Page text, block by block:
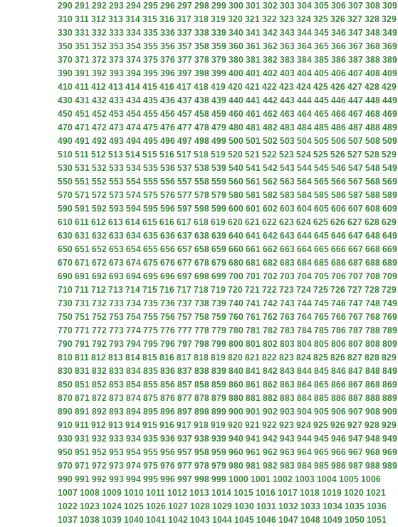
290 291 292 293 294 295 296 297 298 299 300 301 302 303 304 305 306 307 308 309
310 311 312 313 314 315 316 317 318 319 320 321 322 323 324 325 326 327 328 329
330 331 332 333 334 335 336 337 338 339 340 341 342 343 344 345 346 347 348 349
350 351 352 353 354 355 356 357 358 359 360 361 362 363 364 365 366 367 368 369
370 371 372 373 374 375 376 377 378 379 380 381 382 383 384 385 386 387 388 389
390 391 392 393 394 395 396 397 398 399 400 401 402 403 404 405 406 407 408 409
410 411 412 413 414 415 416 417 418 419 420 421 422 423 424 425 426 427 428 429
430 431 432 433 434 435 436 437 438 439 440 441 442 443 444 445 446 447 448 449
450 451 452 453 454 455 456 457 458 459 460 461 462 463 464 465 466 467 468 469
470 471 472 473 474 475 476 477 478 479 480 481 482 483 484 485 486 487 488 489
490 491 492 493 494 495 496 497 498 499 500 501 502 503 504 505 506 507 508 509
510 511 512 513 514 515 516 517 518 519 520 521 522 523 524 525 526 527 528 529
530 531 532 533 534 535 536 537 538 539 540 541 542 543 544 545 546 547 548 549
550 551 552 553 554 555 556 557 558 559 560 561 562 563 564 565 566 567 568 569
570 571 572 573 574 575 576 577 578 579 580 581 582 583 584 585 586 587 588 589
590 591 592 593 594 595 596 597 598 599 600 601 602 603 604 605 606 607 608 609
610 611 612 613 614 615 616 617 618 619 620 621 622 623 624 625 626 627 628 629
630 631 632 633 634 635 636 637 638 639 640 641 642 643 644 645 646 647 648 649
650 651 652 653 654 655 656 657 658 659 660 661 662 663 664 665 666 667 668 669
670 671 672 673 674 675 676 677 678 679 680 681 682 683 684 685 686 687 688 689
690 691 692 693 694 695 696 697 698 699 700 701 702 703 704 705 706 707 708 709
710 711 712 713 714 715 716 717 718 719 720 721 722 723 724 725 726 727 728 729
730 731 732 733 734 735 736 737 738 739 740 741 742 743 744 745 746 747 748 749
750 751 752 753 754 755 756 757 758 759 760 761 762 763 764 765 766 767 768 769
770 771 772 773 774 775 776 777 778 779 780 781 782 783 784 785 786 787 788 789
790 791 792 793 794 795 796 797 798 799 800 801 802 803 804 805 806 807 808 809
810 811 812 813 814 815 816 817 818 819 820 821 822 823 824 825 826 827 828 829
830 831 832 833 834 835 836 837 838 839 840 841 842 843 844 845 846 847 848 849
850 851 852 853 854 855 856 857 858 859 860 861 862 863 864 865 866 867 868 869
870 871 872 873 874 875 876 877 878 879 880 881 882 883 884 885 886 887 888 889
890 891 892 893 894 895 896 897 898 899 900 901 902 903 904 905 906 907 908 909
910 911 912 913 914 915 916 917 918 919 920 921 922 923 924 925 926 927 928 929
930 931 932 933 934 935 936 937 938 939 940 941 942 943 944 945 946 947 948 949
950 951 952 953 954 955 956 957 958 959 960 961 962 963 964 965 966 967 968 969
970 971 972 973 974 975 976 977 978 979 980 981 982 983 984 985 986 987 988 989
990 991 992 993 994 995 996 997 998 999 1000 1001 1002 1003 1004 1005 1006
1007 1008 1009 1010 1011 1012 1013 1014 1015 1016 1017 1018 1019 1020 1021
1022 1023 1024 1025 1026 1027 1028 1029 1030 1031 1032 1033 1034 1035 1036
1037 1038 1039 1040 1041 1042 1043 1044 1045 1046 1047 1048 1049 1050 1051